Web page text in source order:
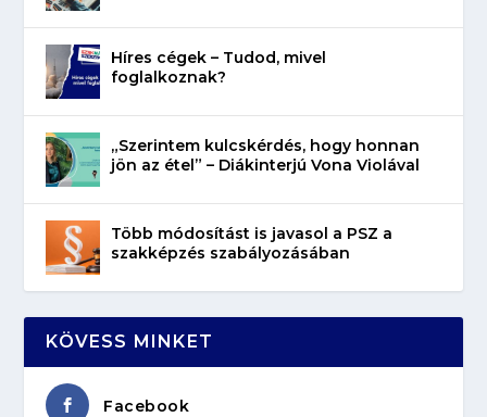
Híres cégek – Tudod, mivel
foglalkoznak?
„Szerintem kulcskérdés, hogy honnan
jön az étel” – Diákinterjú Vona Violával
Több módosítást is javasol a PSZ a
szakképzés szabályozásában
KÖVESS MINKET
Facebook